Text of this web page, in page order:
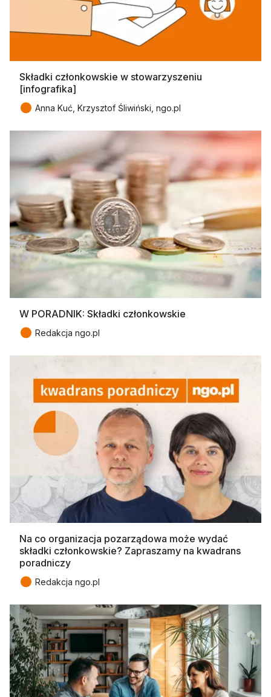
Składki członkowskie w stowarzyszeniu
[infografika]
● Anna Kuć, Krzysztof Śliwiński, ngo.pl
W PORADNIK: Składki członkowskie
● Redakcja ngo.pl
Na co organizacja pozarządowa może wydać
składki członkowskie? Zapraszamy na kwadrans
poradniczy
● Redakcja ngo.pl